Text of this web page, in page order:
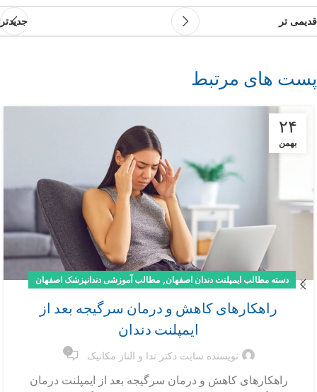
جدیدتر قدیمی تر
پست های مرتبط
۲۴
بهمن
دسته مطالب ایمپلنت دندان اصفهان, مطالب آموزشی دندانپزشک اصفهان
راهکارهای کاهش و درمان سرگیجه بعد از
ایمپلنت دندان
نویسنده سایت دکتر ندا و الناز مکانیک ۰
راهکارهای کاهش و درمان سرگیجه بعد از ایمپلنت درمان